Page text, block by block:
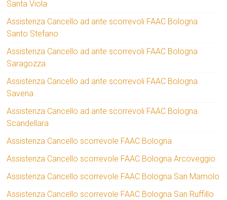
Santa Viola
Assistenza Cancello ad ante scorrevoli FAAC Bologna
Santo Stefano
Assistenza Cancello ad ante scorrevoli FAAC Bologna
Saragozza
Assistenza Cancello ad ante scorrevoli FAAC Bologna
Savena
Assistenza Cancello ad ante scorrevoli FAAC Bologna
Scandellara
Assistenza Cancello scorrevole FAAC Bologna
Assistenza Cancello scorrevole FAAC Bologna Arcoveggio
Assistenza Cancello scorrevole FAAC Bologna San Mamolo
Assistenza Cancello scorrevole FAAC Bologna San Ruffillo